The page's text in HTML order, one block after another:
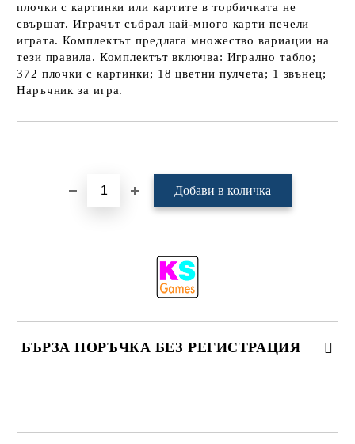
плочки с картинки или картите в торбичката не
свършат. Играчът събрал най-много карти печели
играта. Комплектът предлага множество вариации на
тези правила. Комплектът включва: Игрално табло;
372 плочки с картинки; 18 цветни пулчета; 1 звънец;
Наръчник за игра.
БЪРЗА ПОРЪЧКА БЕЗ РЕГИСТРАЦИЯ